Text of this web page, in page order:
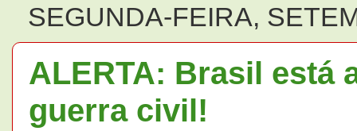
SEGUNDA-FEIRA,
ALERTA: Brasil está
guerra civil!